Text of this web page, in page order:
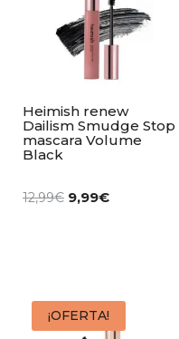
Heimish renew
Dailism Smudge Stop
mascara Volume
Black
12,99€ 9,99€
¡OFERTA!